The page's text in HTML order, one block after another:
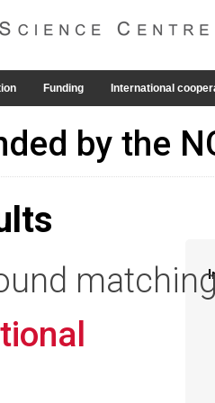
Funding International
by the